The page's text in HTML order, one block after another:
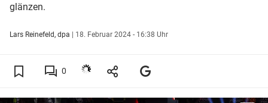
glänzen.
Lars Reinefeld, dpa | 18. Februar 2024 - 16:38 Uhr
0